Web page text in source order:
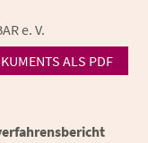
e. V.
ALS PDF